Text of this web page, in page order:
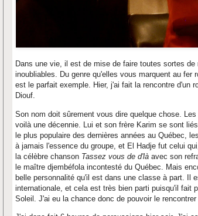
Dans une vie, il est de mise de faire toutes sortes
inoubliables. Du genre qu'elles vous marquent au fer
est le parfait exemple. Hier, j'ai fait la rencontre d'un
Diouf.
Son nom doit sûrement vous dire quelque chose.
voilà une décennie. Lui et son frère Karim se sont
le plus populaire des dernières années au Québec, les
à jamais l'essence du groupe, et El Hadje fut celui
la célèbre chanson Tassez vous de d'là avec son
le maître djembéfola incontesté du Québec. Mais
belle personnalité qu'il est dans une classe à part. Il
internationale, et cela est très bien parti puisqu'il fait
Soleil. J'ai eu la chance donc de pouvoir le